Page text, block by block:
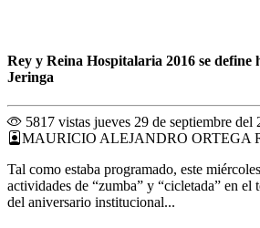
Rey y Reina Hospitalaria 2016 se define
Jeringa
5817 vistas jueves 29 de septiembre del
MAURICIO ALEJANDRO ORTEGA
Tal como estaba programado, este
actividades de “zumba” y “cicletada” en el
del aniversario institucional...